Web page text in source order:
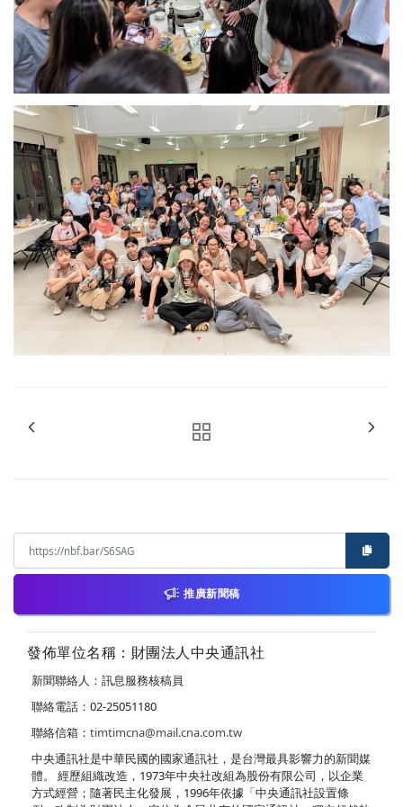
推廣新聞稿
發佈單位名稱：財團法人中央通訊社
新聞聯絡人：訊息服務核稿員
聯絡電話：02-25051180
聯絡信箱： timtimcna@mail.cna.com.tw
中央通訊社是中華民國的國家通訊社，是台灣最具影響力的新聞媒
體。 經歷組織改造，1973年中央社改組為股份有限公司，以企業
方式經營；隨著民主化發展，1996年依據「中央通訊社設置條